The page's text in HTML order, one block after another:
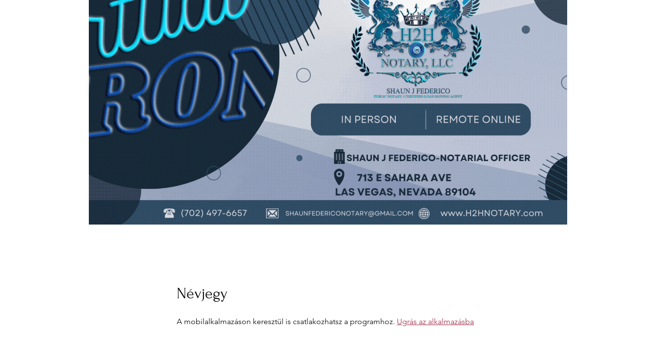
Névjegy
A mobilalkalmazáson keresztül is csatlakozhatsz a programhoz. Ugrás az alkalmazásba